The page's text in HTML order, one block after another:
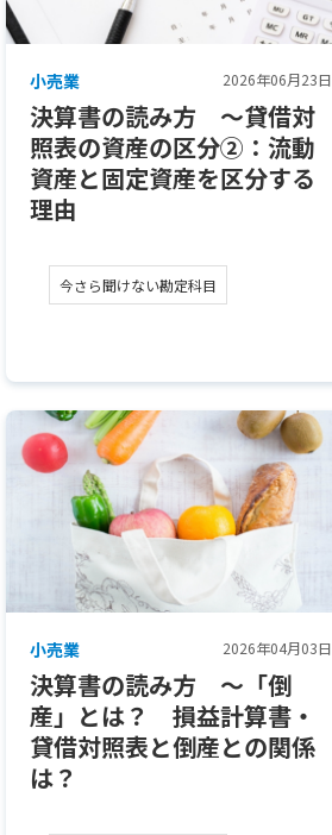
小売業 2026年06月23日
決算書の読み方 ～貸借対
照表の資産の区分②：流動
資産と固定資産を区分する
理由
今さら聞けない勘定科目
小売業 2026年04月03日
決算書の読み方 ～「倒
産」とは？ 損益計算書・
貸借対照表と倒産との関係
は？